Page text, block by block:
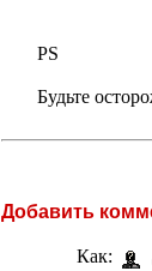
PS
Будьте
Добавить
Как: